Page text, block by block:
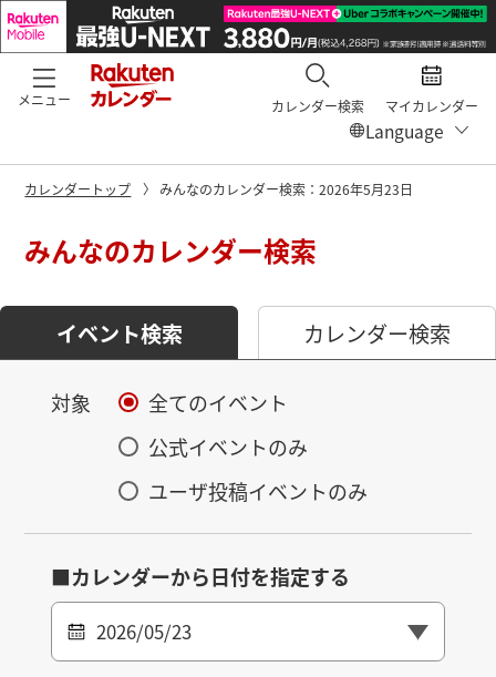
メニュー カレンダー検索 マイカレンダー
カレンダートップ みんなのカレンダー検索：2026年5月23日
みんなのカレンダー検索
イベント検索 カレンダー検索
対象
全てのイベント
公式イベントのみ
ユーザ投稿イベントのみ
■カレンダーから日付を指定する
2026/05/23